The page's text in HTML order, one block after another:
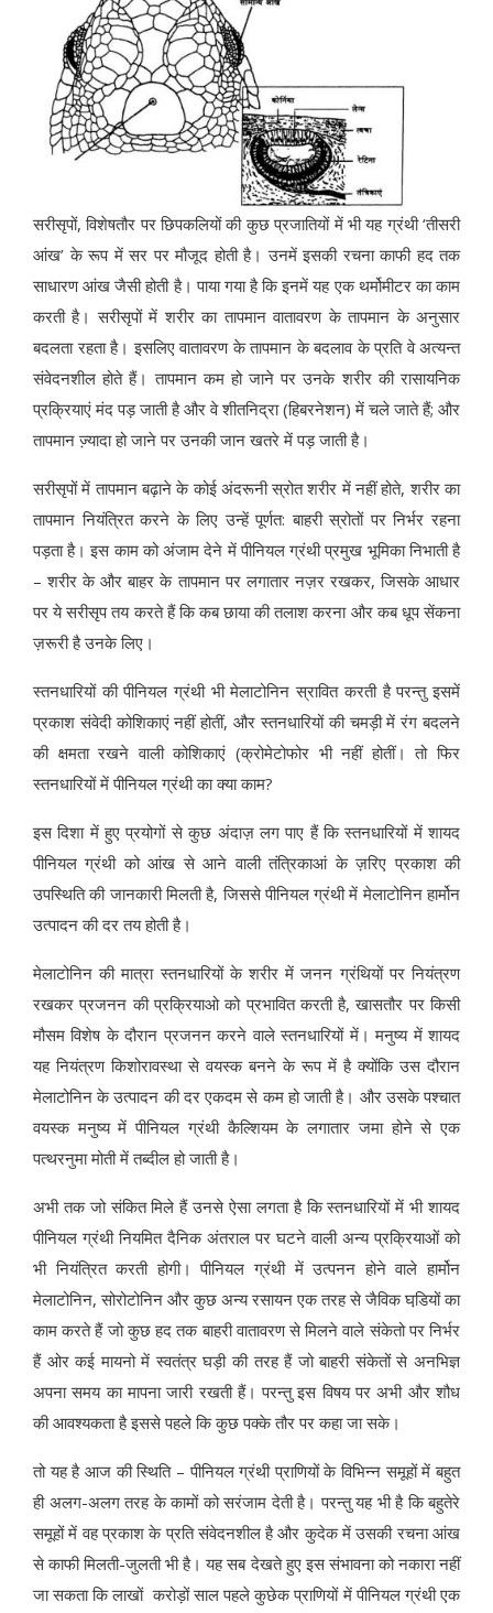
सरीसृपों, विशेषतौर पर छिपकलियों की कुछ प्रजातियों में भी यह ग्रंथी ‘तीसरी
आंख’ के रूप में सर पर मौजूद होती है। उनमें इसकी रचना काफी हद तक
साधारण आंख जैसी होती है। पाया गया है कि इनमें यह एक थर्मोमीटर का काम
करती है। सरीसृपों में शरीर का तापमान वातावरण के तापमान के अनुसार
बदलता रहता है। इसलिए वातावरण के तापमान के बदलाव के प्रति वे अत्‍यन्‍त
संवेदनशील होते हैं। तापमान कम हो जाने पर उनके शरीर की रासायनिक
प्रक्रियाएं मंद पड़ जाती है और वे शीतनिद्रा (हिबरनेशन) में चले जाते हैं; और
तापमान ज्‍़यादा हो जाने पर उनकी जान खतरे में पड़ जाती है।
सरीसृपों में तापमान बढ़ाने के कोई अंदरूनी स्रोत शरीर में नहीं होते, शरीर का
तापमान नियंत्रित करने के लिए उन्‍हें पूर्णत: बाहरी स्रोतों पर निर्भर रहना
पड़ता है। इस काम को अंजाम देने में पीनियल ग्रंथी प्रमुख भूमिका निभाती है
– शरीर के और बाहर के तापमान पर लगातार नज़र रखकर, जिसके आधार
पर ये सरीसृप तय करते हैं कि कब छाया की तलाश करना और कब धूप सेंकना
ज़रूरी है उनके लिए।
स्‍तनधारियों की पीनियल ग्रंथी भी मेलाटोनिन स्रावित करती है परन्‍तु इसमें
प्रकाश संवेदी कोशिकाएं नहीं होतीं, और स्‍तनधारियों की चमड़ी में रंग बदलने
की क्षमता रखने वाली कोशिकाएं (क्रोमेटोफोर भी नहीं होतीं। तो फिर
स्‍तनधारियों में पीनियल ग्रंथी का क्‍या काम?
इस दिशा में हुए प्रयोगों से कुछ अंदाज़ लग पाए हैं कि स्‍तनधारियों में शायद
पीनियल ग्रंथी को आंख से आने वाली तंत्रिकाआं के ज़रिए प्रकाश की
उपस्थिति की जानकारी मिलती है, जिससे पीनियल ग्रंथी में मेलाटोनिन हार्मोन
उत्‍पादन की दर तय होती है।
मेलाटोनिन की मात्रा स्‍तनधारियों के शरीर में जनन ग्रंथियों पर नियंत्रण
रखकर प्रजनन की प्रक्रियाओ को प्रभावित करती है, खासतौर पर किसी
मौसम विशेष के दौरान प्रजनन करने वाले स्‍तनधारियों में। मनुष्‍य में शायद
यह नियंत्रण किशोरावस्‍था से वयस्‍क बनने के रूप में है क्‍योंकि उस दौरान
मेलाटोनिन के उत्‍पादन की दर एकदम से कम हो जाती है। और उसके पश्‍चात
वयस्‍क मनुष्‍य में पीनियल ग्रंथी कैल्शियम के लगातार जमा होने से एक
पत्‍थरनुमा मोती में तब्‍दील हो जाती है।
अभी तक जो संकित मिले हैं उनसे ऐसा लगता है कि स्‍तनधारियों में भी शायद
पीनियल ग्रंथी नियमित दैनिक अंतराल पर घटने वाली अन्‍य प्रक्रियाओं को
भी नियंत्रित करती होगी। पीनियल ग्रंथी में उत्‍पनन होने वाले हार्मोन
मेलाटोनिन, सोरोटोनिन और कुछ अन्‍य रसायन एक तरह से जैविक घडि़यों का
काम करते हैं जो कुछ हद तक बाहरी वातावरण से मिलने वाले संकेतो पर निर्भर
हैं ओर कई मायनो में स्‍वतंत्र घड़ी की तरह हैं जो बाहरी संकेतों से अनभिज्ञ
अपना समय का मापना जारी रखती हैं। परन्‍तु इस विषय पर अभी और शौध
की आवश्‍यकता है इससे पहले कि कुछ पक्‍के तौर पर कहा जा सके।
तो यह है आज की स्थिति – पीनियल ग्रंथी प्राणियों के विभिन्‍न समूहों में बहुत
ही अलग-अलग तरह के कामों को सरंजाम देती है। परन्‍तु यह भी है कि बहुतेरे
समूहों में वह प्रकाश के प्रति संवेदनशील है और कुदेक में उसकी रचना आंख
से काफी मिलती-जुलती भी है। यह सब देखते हुए इस संभावना को नकारा नहीं
जा सकता कि लाखों करोड़ों साल पहले कुछेक प्राणियों में पीनियल ग्रंथी एक